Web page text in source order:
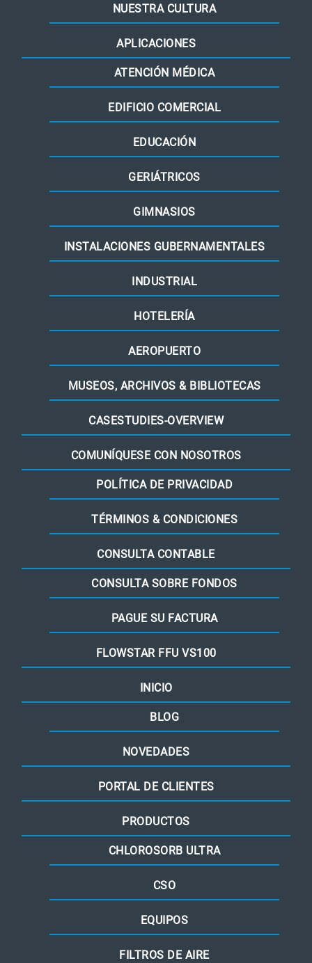
NUESTRA CULTURA
APLICACIONES
ATENCIÓN MÉDICA
EDIFICIO COMERCIAL
EDUCACIÓN
GERIÁTRICOS
GIMNASIOS
INSTALACIONES GUBERNAMENTALES
INDUSTRIAL
HOTELERÍA
AEROPUERTO
MUSEOS, ARCHIVOS & BIBLIOTECAS
CASESTUDIES-OVERVIEW
COMUNÍQUESE CON NOSOTROS
POLÍTICA DE PRIVACIDAD
TÉRMINOS & CONDICIONES
CONSULTA CONTABLE
CONSULTA SOBRE FONDOS
PAGUE SU FACTURA
FLOWSTAR FFU VS100
INICIO
BLOG
NOVEDADES
PORTAL DE CLIENTES
PRODUCTOS
CHLOROSORB ULTRA
CSO
EQUIPOS
FILTROS DE AIRE